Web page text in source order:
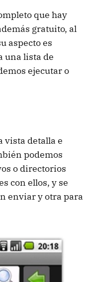
que hay
gratuito, al
aspecto es
una lista de
ejecutar o
vista detalla e
podemos
o directorios
con ellos, y se
enviar y otra para